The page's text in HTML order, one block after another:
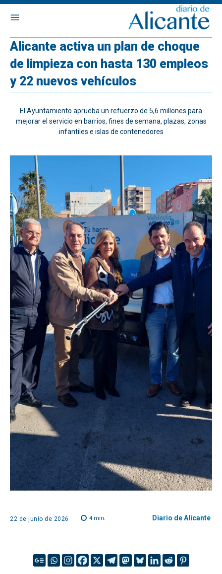
Alicante activa un plan de choque
de limpieza con hasta 130 empleos
y 22 nuevos vehículos
El Ayuntamiento aprueba un refuerzo de 5,6 millones para
mejorar el servicio en barrios, fines de semana, plazas, zonas
infantiles e islas de contenedores
22 de junio de 2026 4min. Diario de Alicante